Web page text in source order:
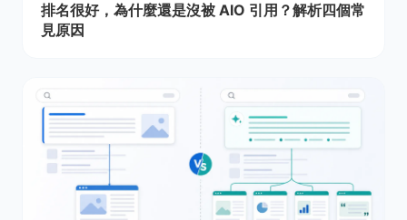
排名很好，為什麼還是沒被 AIO 引用？解析四個常
見原因